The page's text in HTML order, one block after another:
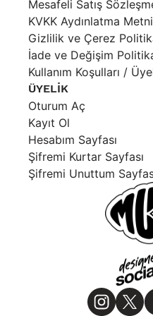
Mesafeli Satış
KVKK Aydınlatma Metni
Gizlilik ve Çerez
İade ve Değişim
Kullanım Koşulları /
ÜYELİK
Oturum Aç
Kayıt Ol
Hesabım Sayfası
Şifremi Kurtar Sayfası
Şifremi Unuttum